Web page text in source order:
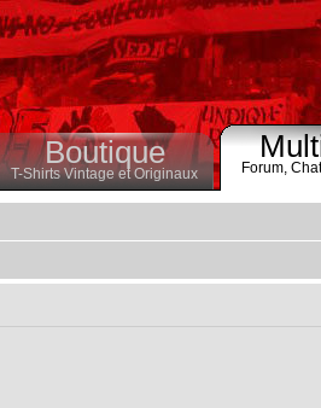
Boutique
T-Shirts Vintage et Originaux Forum,